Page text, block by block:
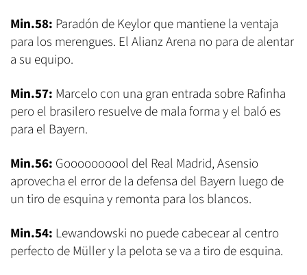
Min.58: Paradón de Keylor que mantiene la ventaja
para los merengues. El Alianz Arena no para de alentar
a su equipo.
Min.57: Marcelo con una gran entrada sobre Rafinha
pero el brasilero resuelve de mala forma y el baló es
para el Bayern.
Min.56: Goooooooool del Real Madrid, Asensio
aprovecha el error de la defensa del Bayern luego de
un tiro de esquina y remonta para los blancos.
Min.54: Lewandowski no puede cabecear al centro
perfecto de Müller y la pelota se va a tiro de esquina.